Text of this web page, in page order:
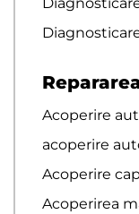
Acoperire
acoperire
Acoperire
Acoperirea